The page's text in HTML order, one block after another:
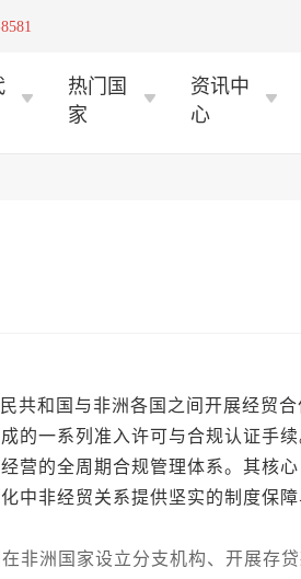
热门国
家
资讯中
心
和国与非洲各国之间开展经贸合
的一系列准入许可与合规认证手
营的全周期合规管理体系。其核
中非经贸关系提供坚实的制度保障
洲国家设立分支机构、开展存贷